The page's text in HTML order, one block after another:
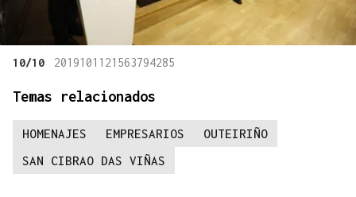
10/10 2019101121563794285
Temas relacionados
HOMENAJES EMPRESARIOS
OUTEIRIÑO
SAN CIBRAO DAS VIÑAS